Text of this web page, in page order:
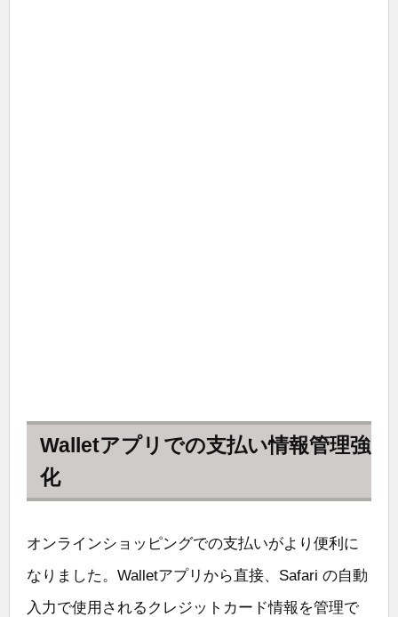
Walletアプリでの支払い情報管理強
化
オンラインショッピングでの支払いがより便利に
なりました。Walletアプリから直接、Safari の自動
入力で使用されるクレジットカード情報を管理で